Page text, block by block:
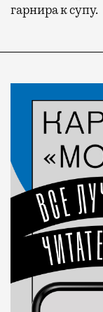
гарнира к супу.